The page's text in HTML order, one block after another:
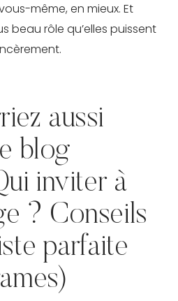
même, en mieux. Et
beau rôle qu’elles puissent
aussi
blog
inviter à
? Conseils
parfaite